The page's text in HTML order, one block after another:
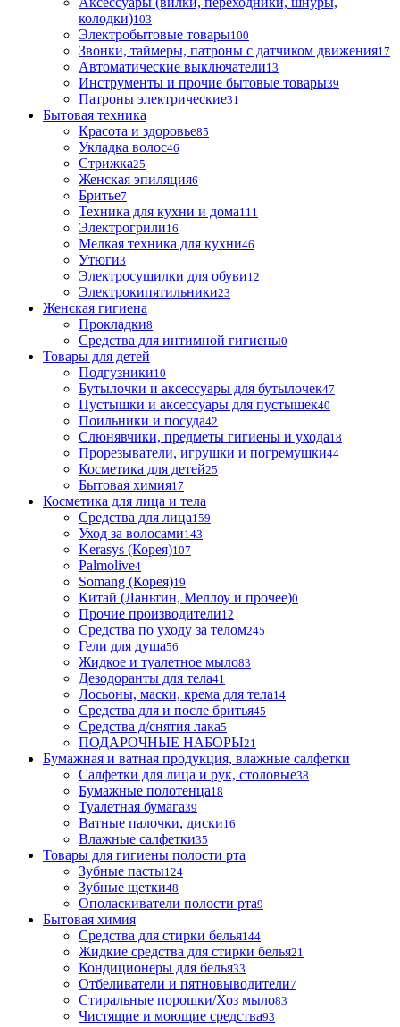
колодки)103
Электробытовые товары100
Звонки, таймеры, патроны с датчиком движения17
Автоматические выключатели13
Инструменты и прочие бытовые товары39
Патроны электрические31
Бытовая техника
Красота и здоровье85
Укладка волос46
Стрижка25
Женская эпиляция6
Бритье7
Техника для кухни и дома111
Электрогрили16
Мелкая техника для кухни46
Утюги3
Электросушилки для обуви12
Электрокипятильники23
Женская гигиена
Прокладки8
Средства для интимной гигиены0
Товары для детей
Подгузники10
Бутылочки и аксессуары для бутылочек47
Пустышки и аксессуары для пустышек40
Поильники и посуда42
Слюнявчики, предметы гигиены и ухода18
Прорезыватели, игрушки и погремушки44
Косметика для детей25
Бытовая химия17
Косметика для лица и тела
Cредства для лица159
Уход за волосами143
Kerasys (Корея)107
Palmolive4
Somang (Корея)19
Китай (Ланьтин, Меллоу и прочее)0
Прочие производители12
Средства по уходу за телом245
Гели для душа56
Жидкое и туалетное мыло83
Дезодоранты для тела41
Лосьоны, маски, крема для тела14
Средства для и после бритья45
Средства д/снятия лака5
ПОДАРОЧНЫЕ НАБОРЫ21
Бумажная и ватная продукция, влажные салфетки
Салфетки для лица и рук, столовые38
Бумажные полотенца18
Туалетная бумага39
Ватные палочки, диски16
Влажные салфетки35
Товары для гигиены полости рта
Зубные пасты124
Зубные щетки48
Ополаскиватели полости рта9
Бытовая химия
Средства для стирки белья144
Жидкие средства для стирки белья21
Кондиционеры для белья33
Отбеливатели и пятновыводители7
Стиральные порошки/Хоз мыло83
Чистящие и моющие средства93